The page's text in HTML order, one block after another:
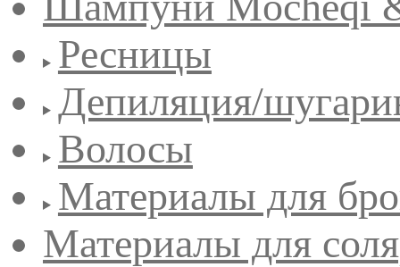
Ресницы
Депиляция/
Волосы
Материалы для
Материалы для